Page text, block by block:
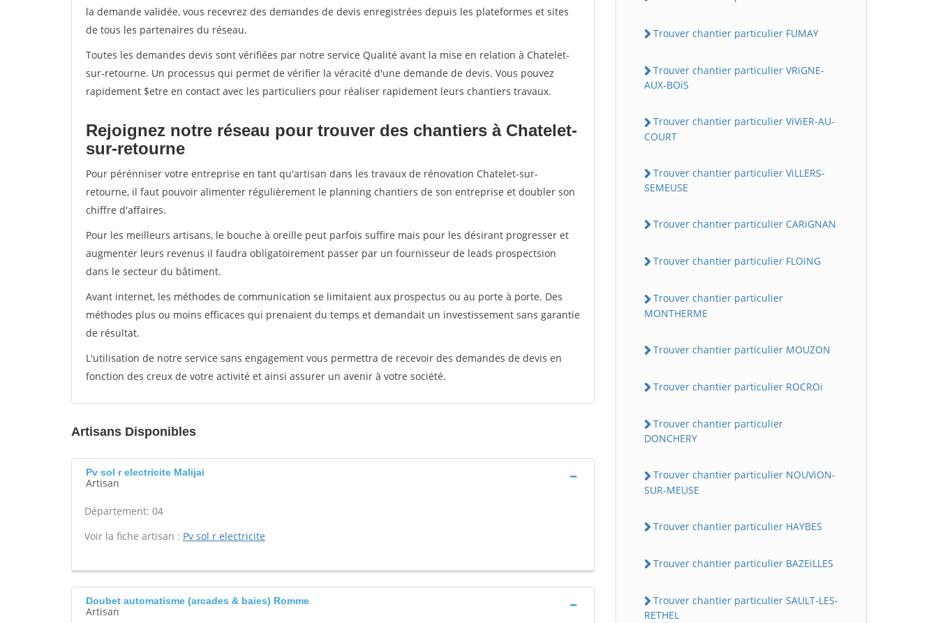
la demande validée, vous recevrez des demandes de devis enregistrées depuis les plateformes et sites
de tous les partenaires du réseau.
Toutes les demandes devis sont vérifiées par notre service Qualité avant la mise en relation à Chatelet-
sur-retourne. Un processus qui permet de vérifier la véracité d'une demande de devis. Vous pouvez
rapidement $etre en contact avec les particuliers pour réaliser rapidement leurs chantiers travaux.
Rejoignez notre réseau pour trouver des chantiers à Chatelet-
sur-retourne
Pour pérénniser votre entreprise en tant qu'artisan dans les travaux de rénovation Chatelet-sur-
retourne, il faut pouvoir alimenter régulièrement le planning chantiers de son entreprise et doubler son
chiffre d'affaires.
Pour les meilleurs artisans, le bouche à oreille peut parfois suffire mais pour les désirant progresser et
augmenter leurs revenus il faudra obligatoirement passer par un fournisseur de leads prospectsion
dans le secteur du bâtiment.
Avant internet, les méthodes de communication se limitaient aux prospectus ou au porte à porte. Des
méthodes plus ou moins efficaces qui prenaient du temps et demandait un investissement sans garantie
de résultat.
L'utilisation de notre service sans engagement vous permettra de recevoir des demandes de devis en
fonction des creux de votre activité et ainsi assurer un avenir à votre société.
Artisans Disponibles
Pv sol r electricite Malijai
Artisan
Département: 04
Voir la fiche artisan : Pv sol r electricite
Doubet automatisme (arcades & baies) Romme
Artisan
Trouver chantier particulier FUMAY
Trouver chantier particulier VRiGNE-
AUX-BOiS
Trouver chantier particulier ViViER-AU-
COURT
Trouver chantier particulier ViLLERS-
SEMEUSE
Trouver chantier particulier CARiGNAN
Trouver chantier particulier FLOiNG
Trouver chantier particulier
MONTHERME
Trouver chantier particulier MOUZON
Trouver chantier particulier ROCROi
Trouver chantier particulier
DONCHERY
Trouver chantier particulier NOUViON-
SUR-MEUSE
Trouver chantier particulier HAYBES
Trouver chantier particulier BAZEiLLES
Trouver chantier particulier SAULT-LES-
RETHEL